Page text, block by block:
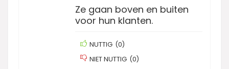
Ze gaan boven en buiten
voor hun klanten.
NUTTIG (0)
NIET NUTTIG (0)